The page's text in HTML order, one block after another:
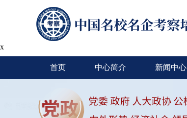
x
首页 中心简介 新闻中心